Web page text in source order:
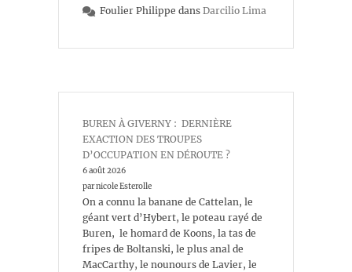
Foulier Philippe dans Darcilio Lima
BUREN À GIVERNY : DERNIÈRE
EXACTION DES TROUPES
D’OCCUPATION EN DÉROUTE ?
6 août 2026
par nicole Esterolle
On a connu la banane de Cattelan, le
géant vert d’Hybert, le poteau rayé de
Buren, le homard de Koons, la tas de
fripes de Boltanski, le plus anal de
MacCarthy, le nounours de Lavier, le